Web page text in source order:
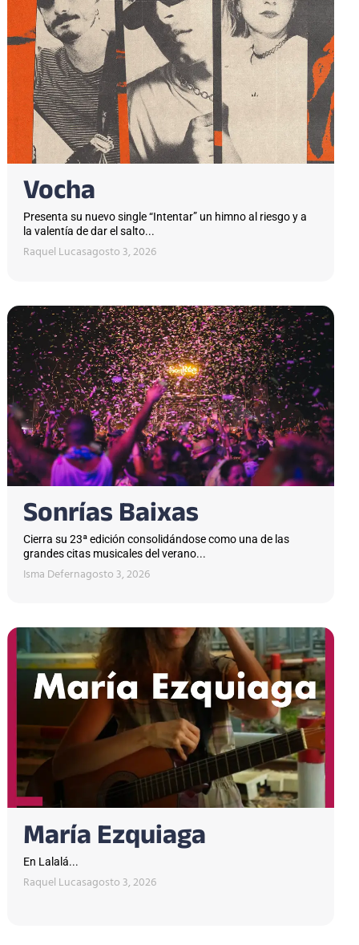
Vocha
Presenta su nuevo single “Intentar” un himno al riesgo y a
la valentía de dar el salto...
Raquel Lucasagosto 3, 2026
Sonrías Baixas
Cierra su 23ª edición consolidándose como una de las
grandes citas musicales del verano...
Isma Defernagosto 3, 2026
María Ezquiaga
En Lalalá...
Raquel Lucasagosto 3, 2026